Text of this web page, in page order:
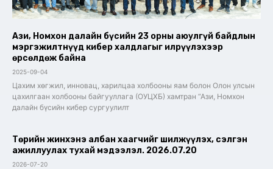
Ази, Номхон далайн бүсийн 23 орны аюулгүй байдлын
мэргэжилтнүүд кибер халдлагыг илрүүлэхээр
өрсөлдөж байна
2025-09-04
Цахим хөгжил, инновац, харилцаа холбооны яам болон Олон улсын
цахилгаан холбооны байгууллага (ОУЦХБ) хамтран “Ази, Номхон
далайн бүсийн кибер сургуулилт
Төрийн жинхэнэ албан хаагчийг шилжүүлэх, сэлгэн
ажиллуулах тухай мэдээлэл. 2026.07.20
2026-07-20